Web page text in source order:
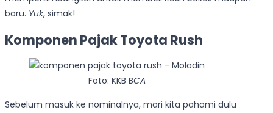
baru. Yuk, simak!
Komponen Pajak Toyota Rush
Foto: KKB BCA
Sebelum masuk ke nominalnya, mari kita pahami dulu